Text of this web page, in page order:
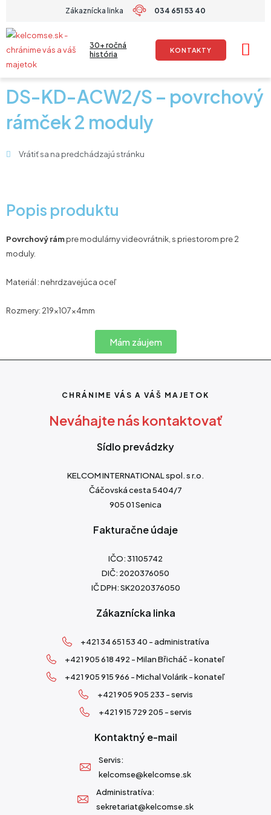
obsah
Zákaznícka linka 034 651 53 40
30+ ročná
história
KONTAKTY
DS-KD-ACW2/S – povrchový
rámček 2 moduly
Vrátiť sa na predchádzajú stránku
Popis produktu
Povrchový rámpre modulárny videovrátnik, s priestorom pre 2
moduly.
Materiál : nehrdzavejúca oceľ
Rozmery: 219×107×4mm
Mám záujem
CHRÁNIME VÁS A VÁŠ MAJETOK
Neváhajte nás kontaktovať
Sídlo prevádzky
KELCOM INTERNATIONAL spol. s r.o.
Čáčovská cesta 5404/7
905 01 Senica
Fakturačne údaje
IČO: 31105742
DIČ: 2020376050
IČ DPH: SK2020376050
Zákaznícka linka
+421 34 651 53 40 - administratíva
+421 905 618 492 - Milan Břicháč - konateľ
+421 905 915 966 - Michal Volárik - konateľ
+421 905 905 233 - servis
+421 915 729 205 - servis
Kontaktný e-mail
Servis:
kelcomse@kelcomse.sk
Administratíva:
sekretariat@kelcomse.sk